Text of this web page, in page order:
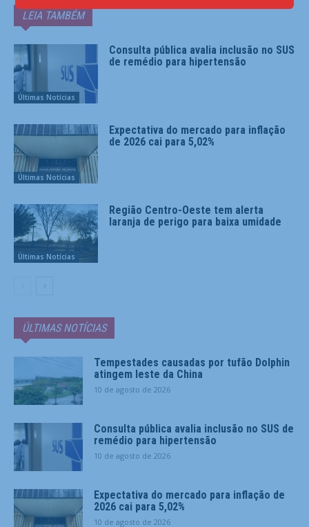
LEIA TAMBÉM
Últimas Notícias
Consulta pública avalia inclusão no SUS
de remédio para hipertensão
Últimas Notícias
Expectativa do mercado para inflação
de 2026 cai para 5,02%
Últimas Notícias
Região Centro-Oeste tem alerta
laranja de perigo para baixa umidade
ÚLTIMAS NOTÍCIAS
Tempestades causadas por tufão Dolphin
atingem leste da China
10 de agosto de 2026
Consulta pública avalia inclusão no SUS de
remédio para hipertensão
10 de agosto de 2026
Expectativa do mercado para inflação de
2026 cai para 5,02%
10 de agosto de 2026